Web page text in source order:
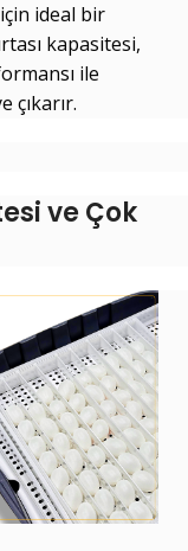
ideal bir
kapasitesi,
ile
çıkarır.
ve Çok